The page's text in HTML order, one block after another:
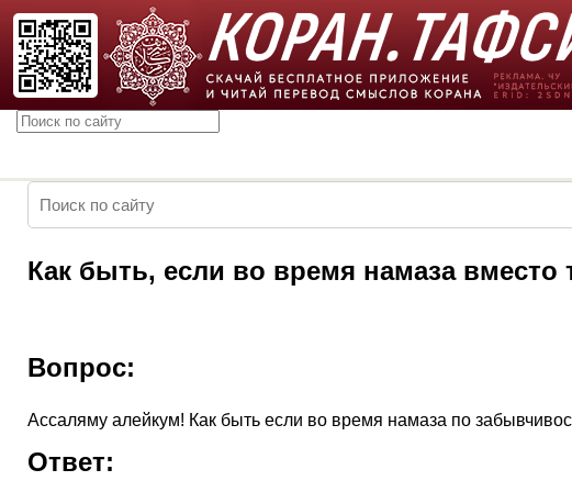
Как быть, если во время намаза вместо
Вопрос:
Ассаляму алейкум! Как быть если во время намаза по
Ответ: